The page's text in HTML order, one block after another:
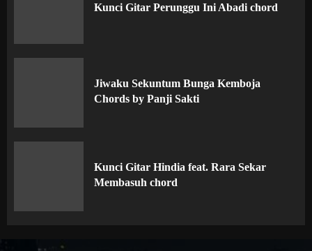
Kunci Gitar Perunggu Ini Abadi chord
Jiwaku Sekuntum Bunga Kemboja
Chords by Panji Sakti
Kunci Gitar Hindia feat. Rara Sekar
Membasuh chord